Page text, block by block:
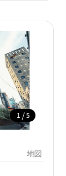
1 / 5
地図